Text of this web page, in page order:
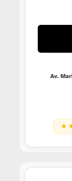
Av.
★